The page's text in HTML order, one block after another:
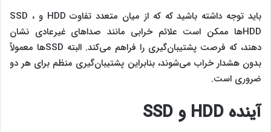
باید توجه داشته باشید که که از میان متعدد تفاوت HDD و SSD ،
HDDها ممکن است علائم خرابی مانند صداهای غیرعادی نشان
دهند، که فرصت پشتیبان‌گیری را فراهم می‌کند. البته SSDها معمولاً
بدون هشدار خراب می‌شوند، بنابراین پشتیبان‌گیری منظم برای هر دو
ضروری است.
آینده HDD و SSD